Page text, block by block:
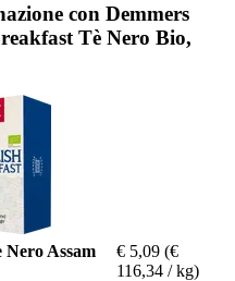
con Demmers
Tè Nero Bio,
Nero Assam
€ 5,09 (€
116,34 / kg)